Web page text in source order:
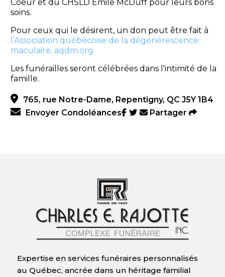
Coeur et du CHSLD Émile McDuff pour leurs bons
soins.
Pour ceux qui le désirent, un don peut être fait à
l’Association québécoise de la dégénérescence
maculaire. aqdm.org
Les funérailles seront célébrées dans l'intimité de la
famille.
765, rue Notre-Dame, Repentigny, QC J5Y 1B4
Envoyer Condoléances
Partager
Expertise en services funéraires personnalisés
au Québec, ancrée dans un héritage familial